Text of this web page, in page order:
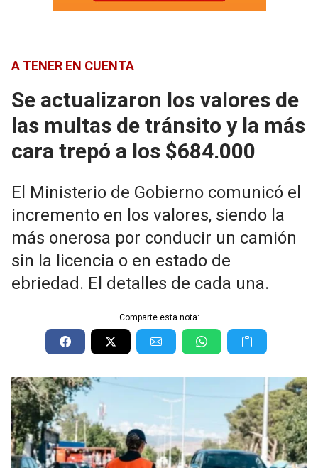
A TENER EN CUENTA
Se actualizaron los valores de
las multas de tránsito y la más
cara trepó a los $684.000
El Ministerio de Gobierno comunicó el
incremento en los valores, siendo la
más onerosa por conducir un camión
sin la licencia o en estado de
ebriedad. El detalles de cada una.
Comparte esta nota: